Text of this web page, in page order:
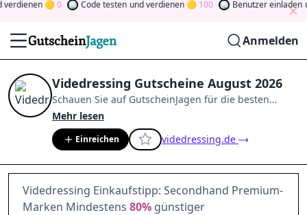
0 Code testen und verdienen 100 Benutzer einladen
Anmelden
Videdressing Gutscheine August 2026
Schauen Sie auf GutscheinJagen für die besten
Videdressing
Mitglied der Community
indem Sie durch Abstimmen, Testen, Teilen und
mehr beitragen.
Drehen Sie den Glücksklee
gewinnen Sie Geld
Mehr lesen
Einreichen videdressing.de
Videdressing Einkaufstipp: Secondhand Premium-
Marken Mindestens 80% günstiger